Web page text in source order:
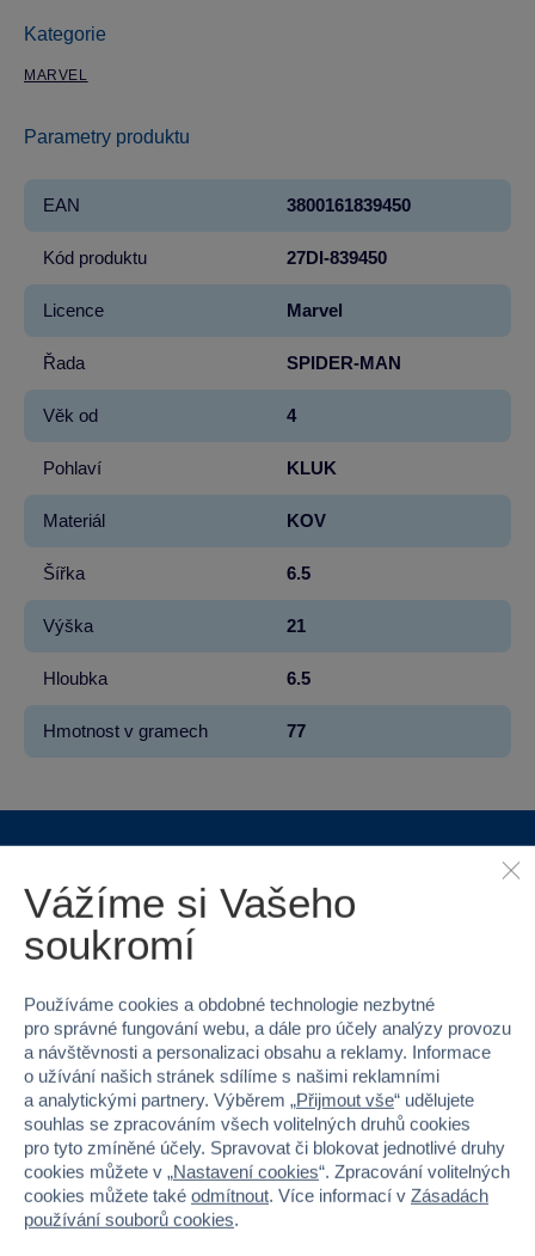
Kategorie
MARVEL
Parametry produktu
EAN 3800161839450
Kód produktu 27DI-839450
Licence Marvel
Řada SPIDER-MAN
Věk od 4
Pohlaví KLUK
Materiál KOV
Šířka 6.5
Výška 21
Hloubka 6.5
Hmotnost v gramech 77
Proč nakupovat ve Sparkys?
Nejširší sortiment na
trhu
40 kamenných
prodejen v ČR
Vážíme si Vašeho
soukromí
Používáme cookies a obdobné technologie nezbytné
pro správné fungování webu, a dále pro účely analýzy provozu
a návštěvnosti a personalizaci obsahu a reklamy. Informace
o užívání našich stránek sdílíme s našimi reklamními
a analytickými partnery. Výběrem „Přijmout vše“ udělujete
souhlas se zpracováním všech volitelných druhů cookies
pro tyto zmíněné účely. Spravovat či blokovat jednotlivé druhy
cookies můžete v „Nastavení cookies“. Zpracování volitelných
cookies můžete také odmítnout. Více informací v Zásadách
používání souborů cookies.